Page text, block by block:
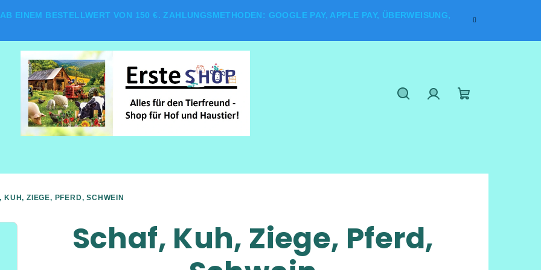
EINEM BESTELLWERT VON 150 €. ZAHLUNGSMETHODEN: GOOGLE PAY, APPLE PAY, ÜBERWEISUNG,
KUH, ZIEGE, PFERD, SCHWEIN
Schaf, Kuh, Ziege, Pferd,